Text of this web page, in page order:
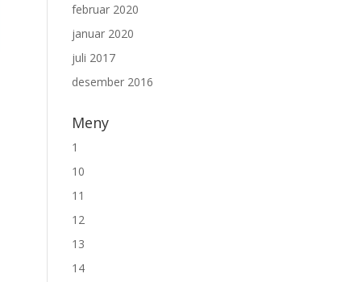
februar 2020
januar 2020
juli 2017
desember 2016
Meny
1
10
11
12
13
14